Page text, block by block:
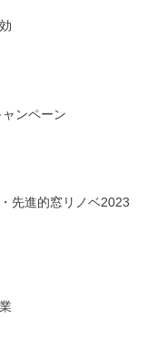
ンペーン
先進的窓リノベ2023